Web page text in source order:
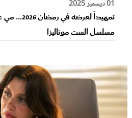
01 ديسمبر 2025
تمهيداً
مسلسل الست موناليزا